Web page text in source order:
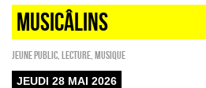
Musicâlins
Jeune public Lecture Musique
JEUDI 28 MAI 2026